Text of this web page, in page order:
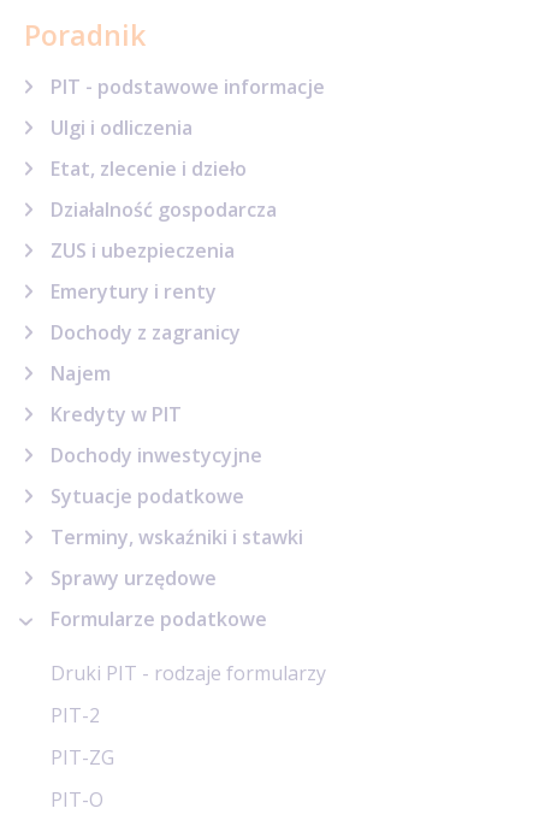
Poradnik
PIT - podstawowe informacje
Ulgi i odliczenia
Etat, zlecenie i dzieło
Działalność gospodarcza
ZUS i ubezpieczenia
Emerytury i renty
Dochody z zagranicy
Najem
Kredyty w PIT
Dochody inwestycyjne
Sytuacje podatkowe
Terminy, wskaźniki i stawki
Sprawy urzędowe
Formularze podatkowe
Druki PIT - rodzaje formularzy
PIT-2
PIT-ZG
PIT-O